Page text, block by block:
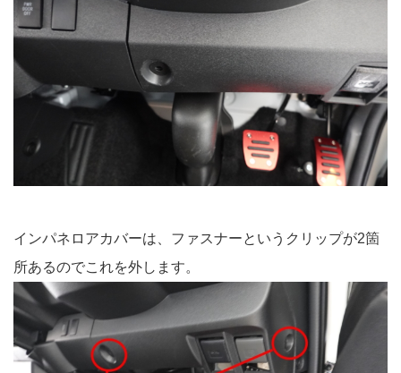
インパネロアカバーは、ファスナーというクリップが2箇
所あるのでこれを外します。